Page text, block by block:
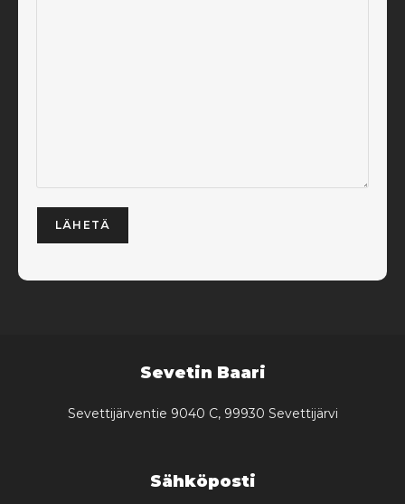
Sevetin Baari
Sevettijärventie 9040 C, 99930 Sevettijärvi
Sähköposti